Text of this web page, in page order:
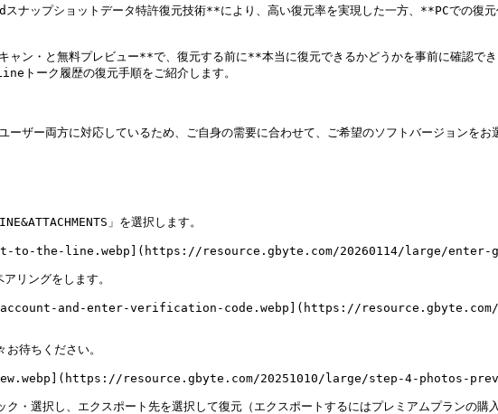
ップショットデータ特許復元技術**により、高い復元率を実現した一方、**PCでの復元
ン・と無料プレビュー**で、復元する前に**本当に復元できるかどうかを事前に確認で
トーク履歴の復元手順をご紹介します。
ザー両方に対応しているため、ご自身の需要に合わせて、ご希望のソフトバージョンをお
」を選択します。
to-the-line.webp](https://resource.gbyte.com/20260114/large/
ングをします。
and-enter-verification-code.webp](https://
待ちください。
resource.gbyte.com/20251010/large/step-4-photos-
・選択し、エクスポート先を選択して復元（エクスポートするにはプレミアムプランの購入